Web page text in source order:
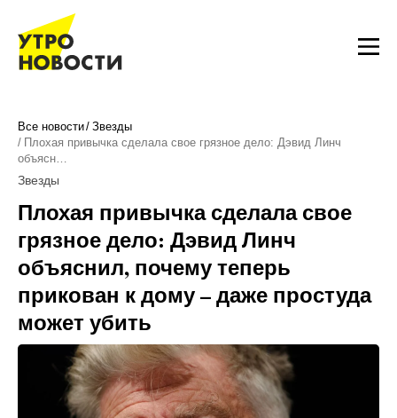
Все новости Звезды
Плохая привычка сделала свое грязное дело: Дэвид Линч
объясн…
Звезды
Плохая привычка сделала свое
грязное дело: Дэвид Линч
объяснил, почему теперь
прикован к дому – даже простуда
может убить